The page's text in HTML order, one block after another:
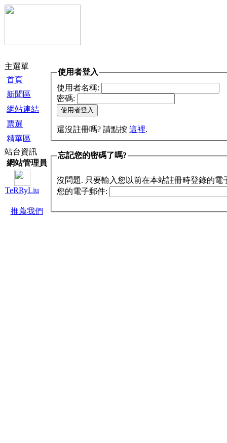
主選單
首頁
新聞區
網站連結
票選
精華區
站台資訊
網站管理員
TeRRyLiu
推薦我們
使用者登入
使用者名稱:
密碼:
還沒註冊嗎? 請點按 這裡.
忘記您的密碼了嗎?
沒問題. 只要輸入您以前在本站註冊時登錄的電
您的電子郵件: